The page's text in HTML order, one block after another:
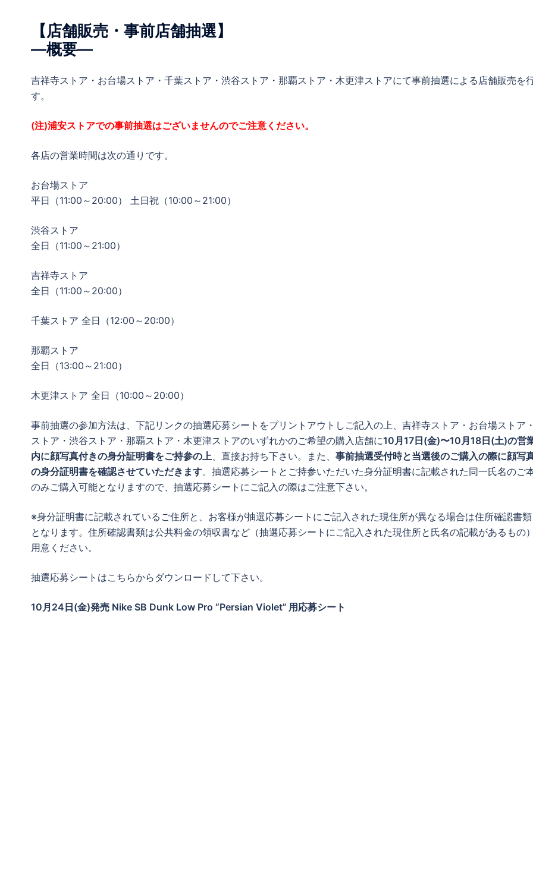
【店舗販売・事前店舗抽選】
―概要―
吉祥寺ストア・お台場ストア・千葉ストア・渋谷ストア・那覇ストア・木更津ストアにて事前抽選による店舗販売を
す。
(注)浦安ストアでの事前抽選はございませんのでご注意ください。
各店の営業時間は次の通りです。
お台場ストア
平日（11:00～20:00） 土日祝（10:00～21:00）
渋谷ストア
全日（11:00～21:00）
吉祥寺ストア
全日（11:00～20:00）
千葉ストア 全日（12:00～20:00）
那覇ストア
全日（13:00～21:00）
木更津ストア 全日（10:00～20:00）
事前抽選の参加方法は、下記リンクの抽選応募シートをプリントアウトしご記入の上、吉祥寺ストア・お台場ストア
ストア・渋谷ストア・那覇ストア・木更津ストアのいずれかのご希望の購入店舗に10月17日(金)〜10月18日(土)の営
内に顔写真付きの身分証明書をご持参の上 、直接お持ち下さい。また、 事前抽選受付時と当選後のご購入の際に顔写
の身分証明書を確認させていただきます。抽選応募シートとご持参いただいた身分証明書に記載された同一氏名のご
のみご購入可能となりますので、抽選応募シートにご記入の際はご注意下さい。
※身分証明書に記載されているご住所と、お客様が抽選応募シートにご記入された現住所が異なる場合は住所確認書
となります。住所確認書類は公共料金の領収書など（抽選応募シートにご記入された現住所と氏名の記載があるもの
用意ください。
抽選応募シートはこちらからダウンロードして下さい。
10月24日(金)発売 Nike SB Dunk Low Pro “Persian Violet” 用応募シート